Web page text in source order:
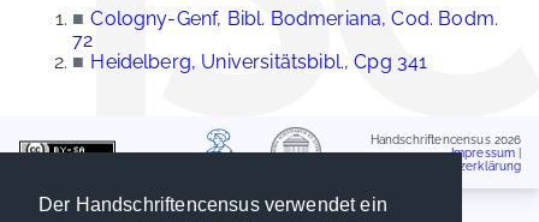
Der Handschriftencensus verwendet ein
■ Cologny-Genf, Bibl. Bodmeriana, Cod. Bodm.
72
■ Heidelberg, Universitätsbibl., Cpg 341
Handschriftencensus 2026
Impressum
Datenschutzerklärung